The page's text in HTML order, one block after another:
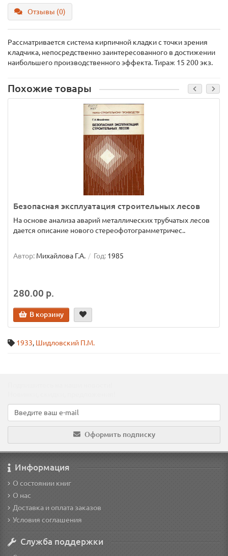
Отзывы (0)
Рассматривается система кирпичной кладки с точки зрения
кладчика, непосредственно заинтересованного в достижении
наибольшего производственного эффекта. Тираж 15 200 экз.
Похожие товары
Безопасная эксплуатация строительных лесов
На основе анализа аварий металлических трубчатых лесов
дается описание нового стереофотограмметричес..
Автор: Михайлова Г.А. Год: 1985
280.00 р.
В корзину
1933, Шидловский П.М.
Оформить подписку
Информация
О состоянии книг
О нас
Доставка и оплата заказов
Условия соглашения
Служба поддержки